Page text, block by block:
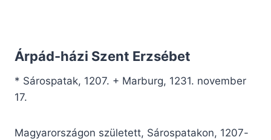
Árpád-házi Szent Erzsébet
* Sárospatak, 1207. + Marburg, 1231. november
17.
Magyarországon született, Sárospatakon, 1207-